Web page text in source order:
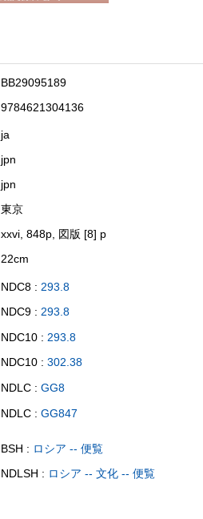
BB29095189
9784621304136
ja
jpn
jpn
東京
xxvi, 848p, 図版 [8] p
22cm
NDC8 : 293.8
NDC9 : 293.8
NDC10 : 293.8
NDC10 : 302.38
NDLC : GG8
NDLC : GG847
BSH : ロシア -- 便覧
NDLSH : ロシア -- 文化 -- 便覧